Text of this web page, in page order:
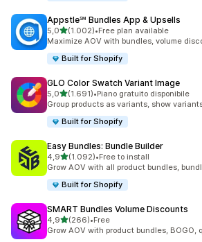
Appstle℠ Bundles App & Upsells
5,0stelle su 5
(1.002)
1002 recensioni totali
•Free plan available
Maximize AOV with bundles, volume
Built for Shopify
GLO Color Swatch Variant Image
5,0stelle su 5
(1.691)
1691 recensioni totali
•Piano gratuito disponibile
Group products as variants, show
Built for Shopify
Easy Bundles: Bundle Builder
4,9stelle su 5
(1.092)
1092 recensioni totali
•Free to install
Grow AOV with all product bundles,
Built for Shopify
SMART Bundles Volume Discounts
4,9stelle su 5
(266)
266 recensioni totali
•Free
Grow AOV with product bundles, BOGO,